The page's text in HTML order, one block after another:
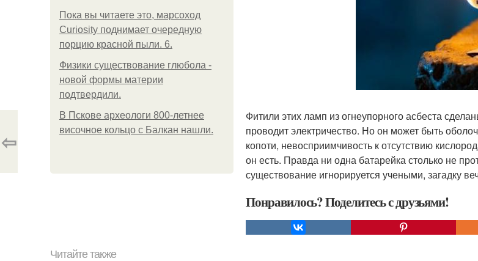
Пока вы читаете это, марсоход
Curiosity поднимает очередную
порцию красной пыли. 6.
Физики существование глюбола -
новой формы материи
подтвердили.
В Пскове археологи 800-летнее
височное кольцо с Балкан нашли.
Фитили этих ламп из огнеупорного асбеста
проводит электричество. Но он может быть
копоти, невосприимчивость к отсутствию
он есть. Правда ни одна батарейка столько не
существование игнорируется учеными, загадку
Понравилось? Поделитесь с друзьями!
⇦
Читайте также